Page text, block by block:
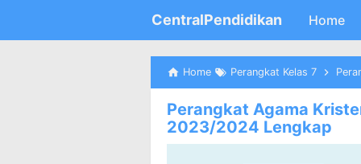
CentralPendidikan Home
Home Perangkat Kelas 7
Perangkat Agama
2023/2024 Lengkap